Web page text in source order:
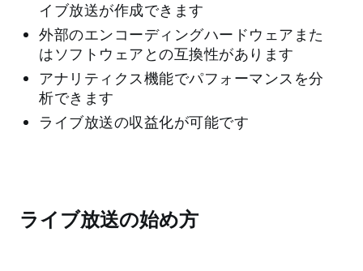
イブ放送が作成できます
外部のエンコーディングハードウェアまた
はソフトウェアとの互換性があります
アナリティクス機能でパフォーマンスを分
析できます
ライブ放送の収益化が可能です
ライブ放送の始め方